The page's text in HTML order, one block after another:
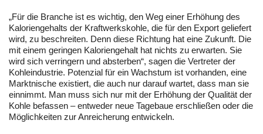
„Für die Branche ist es wichtig, den Weg einer Erhöhung des
Kaloriengehalts der Kraftwerkskohle, die für den Export geliefert
wird, zu beschreiten. Denn diese Richtung hat eine Zukunft. Die
mit einem geringen Kaloriengehalt hat nichts zu erwarten. Sie
wird sich verringern und absterben“, sagen die Vertreter der
Kohleindustrie. Potenzial für ein Wachstum ist vorhanden, eine
Marktnische existiert, die auch nur darauf wartet, dass man sie
einnimmt. Man muss sich nur mit der Erhöhung der Qualität der
Kohle befassen – entweder neue Tagebaue erschließen oder die
Möglichkeiten zur Anreicherung entwickeln.